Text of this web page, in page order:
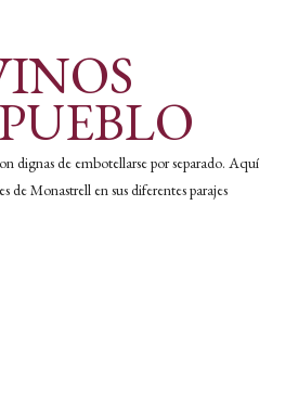
dignas de embotellarse por separado. Aquí
de Monastrell en sus diferentes parajes